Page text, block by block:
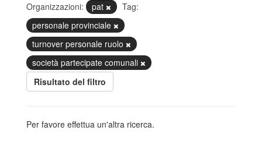
Organizzazioni:
pat
Tag:
personale provinciale
turnover personale ruolo
società partecipate comunali
Risultato del filtro
Per favore effettua un'altra ricerca.